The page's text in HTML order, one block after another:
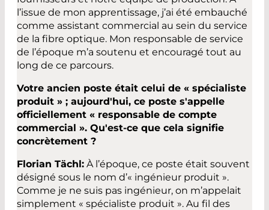
l’issue de mon apprentissage, j’ai été embauché
comme assistant commercial au sein du service
de la fibre optique. Mon responsable de service
de l’époque m’a soutenu et encouragé tout au
long de ce parcours.
Votre ancien poste était celui de « spécialiste
produit » ; aujourd'hui, ce poste s'appelle
officiellement « responsable de compte
commercial ». Qu'est-ce que cela signifie
concrètement ?
Florian Tächl: À l’époque, ce poste était souvent
désigné sous le nom d’« ingénieur produit ».
Comme je ne suis pas ingénieur, on m’appelait
simplement « spécialiste produit ». Au fil des